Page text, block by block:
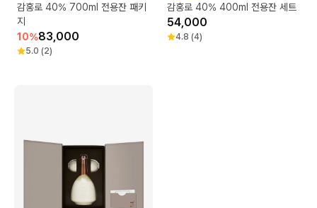
감홍로 40% 700ml 전용잔 패키
지
10%83,000
5.0 (2)
감홍로 40% 400ml 전용잔 세트
54,000
4.8 (4)